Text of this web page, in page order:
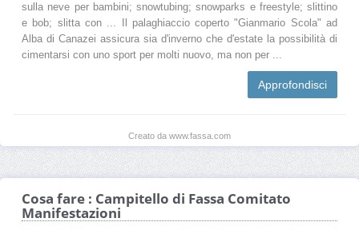
sulla neve per bambini; snowtubing; snowparks e freestyle; slittino
e bob; slitta con ... Il palaghiaccio coperto "Gianmario Scola" ad
Alba di Canazei assicura sia d'inverno che d'estate la possibilità di
cimentarsi con uno sport per molti nuovo, ma non per ...
Approfondisci
Creato da www.fassa.com
Cosa fare : Campitello di Fassa Comitato
Manifestazioni